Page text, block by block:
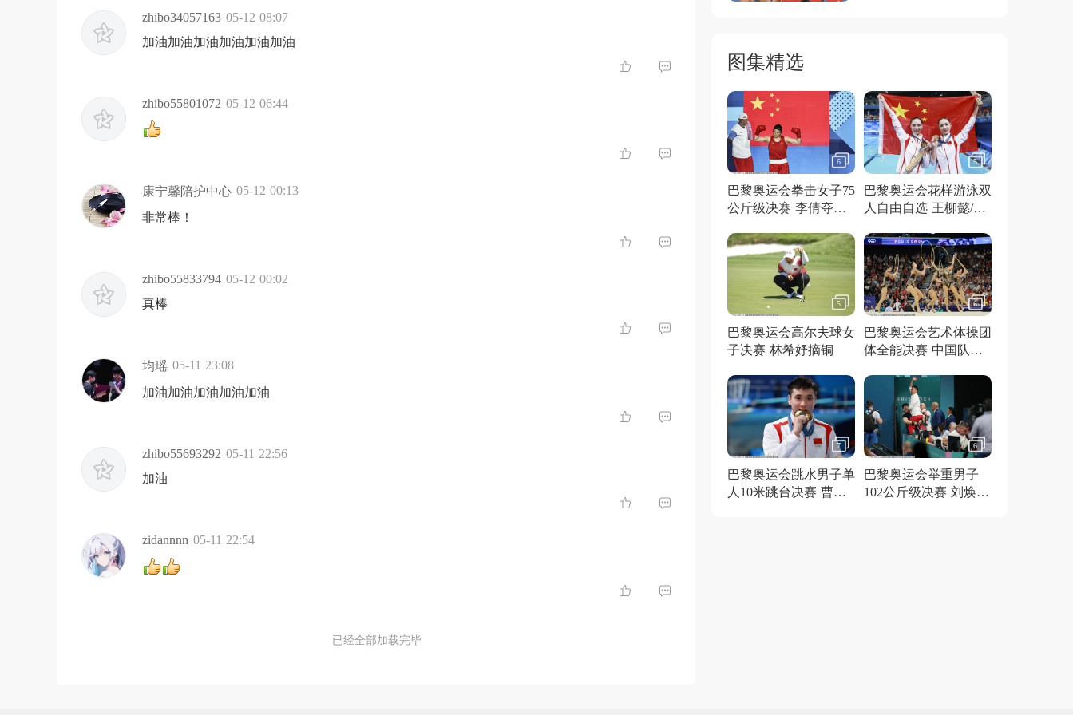
zhibo34057163 05-12 08:07
加油加油加油加油加油加油
zhibo55801072 05-12 06:44
康宁馨陪护中心 05-12 00:13
非常棒！
zhibo55833794 05-12 00:02
真棒
均瑶 05-11 23:08
加油加油加油加油加油
zhibo55693292 05-11 22:56
加油
zidannnn 05-11 22:54
已经全部加载完毕
图集精选
6
巴黎奥运会拳击女子75
公斤级决赛 李倩夺得
5
巴黎奥运会花样游泳双
人自由自选 王柳懿/王
5
巴黎奥运会高尔夫球女
子决赛 林希妤摘铜
6
巴黎奥运会艺术体操团
体全能决赛 中国队夺
7
巴黎奥运会跳水男子单
人10米跳台决赛 曹缘
6
巴黎奥运会举重男子
102公斤级决赛 刘焕华